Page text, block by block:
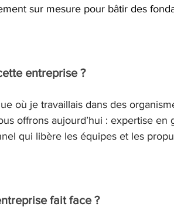
sur mesure pour bâtir des
entreprise ?
où je travaillais dans des
offrons aujourd’hui : expertise en
qui libère les équipes et les
fait face ?